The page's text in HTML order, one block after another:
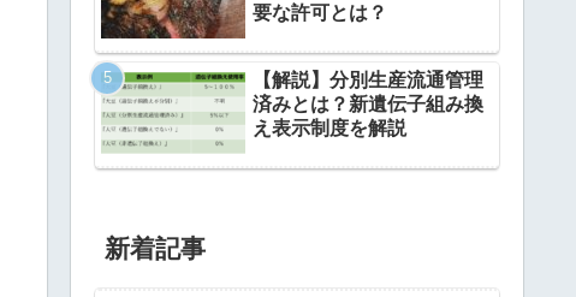
要な許可とは？
【解説】分別生産流通管理
済みとは？新遺伝子組み換
え表示制度を解説
新着記事